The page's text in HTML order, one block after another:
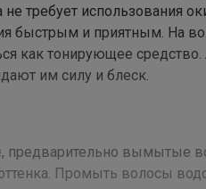
требует использования
быстрым и приятным. На
как тонирующее
им силу и блеск.
предварительно вымытые
Промыть волосы